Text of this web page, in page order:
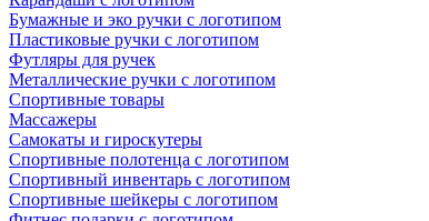
Бумажные и эко ручки с логотипом
Пластиковые ручки с логотипом
Футляры для ручек
Металлические ручки с логотипом
Спортивные товары
Массажеры
Самокаты и гироскутеры
Спортивные полотенца с логотипом
Спортивный инвентарь с логотипом
Спортивные шейкеры с логотипом